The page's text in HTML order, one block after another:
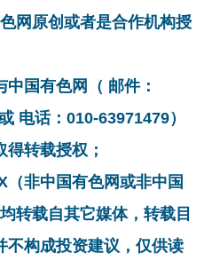
网原创或者是合作机构授
国有色网（ 邮件：
电话：010-63971479）
转载授权；
（非中国有色网或非中国
转载自其它媒体，转载目
不构成投资建议，仅供读